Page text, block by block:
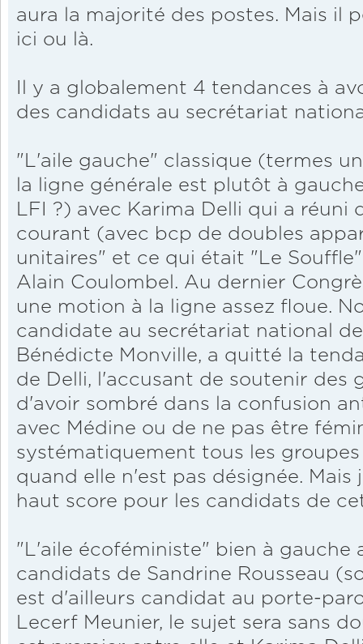
aura la majorité des postes. Mais il
ici ou là.
Il y a globalement 4 tendances à
des candidats au secrétariat
"L'aile gauche" classique (termes
la ligne générale est plutôt à
LFI ?) avec Karima Delli qui a réuni
courant (avec bcp de doubles
unitaires" et ce qui était "Le
Alain Coulombel. Au dernier
une motion à la ligne assez floue.
candidate au secrétariat national
Bénédicte Monville, a quitté la
de Delli, l'accusant de soutenir des
d'avoir sombré dans la confusion
avec Médine ou de ne pas être
systématiquement tous les
quand elle n'est pas désignée.
haut score pour les candidats de
"L'aile écoféministe" bien à gauche
candidats de Sandrine Rousseau
est d'ailleurs candidat au porte-
Lecerf Meunier, le sujet sera sans